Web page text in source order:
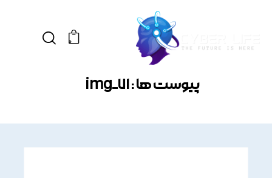
0
پیوست ها : img_71